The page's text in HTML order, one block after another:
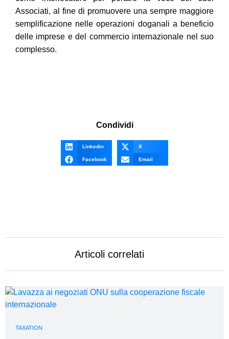
Associati, al fine di promuovere una sempre maggiore
semplificazione nelle operazioni doganali a beneficio
delle imprese e del commercio internazionale nel suo
complesso.
Condividi
Linkedin X
Facebook Email
Articoli correlati
TAXATION